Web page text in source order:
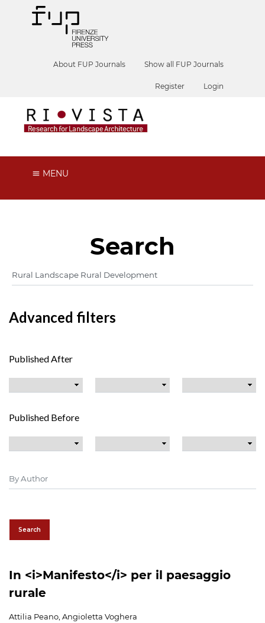
About FUP Journals Show all FUP Journals
Register Login
MENU
Search
Advanced filters
Published After
Published Before
Search
In <i>Manifesto</i> per il paesaggio
rurale
Attilia Peano, Angioletta Voghera